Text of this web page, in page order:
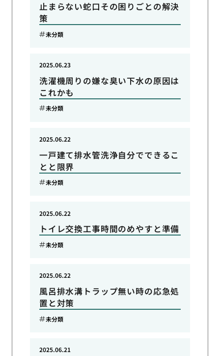
止まらない蛇口その困りごとの解決
策
未分類
洗濯機周りの嫌な臭い下水の原因は
これかも
2025.06.23
未分類
一戸建て排水管洗浄自分でできるこ
とと限界
2025.06.22
未分類
トイレ交換工事時間のめやすと準備
2025.06.22
未分類
風呂排水溝トラップ無い時の応急処
置と対策
2025.06.22
未分類
2025.06.21